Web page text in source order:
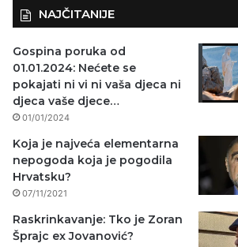
NAJČITANIJE
Gospina poruka od
01.01.2024: Nećete se
pokajati ni vi ni vaša djeca ni
djeca vaše djece…
01/01/2024
Koja je najveća elementarna
nepogoda koja je pogodila
Hrvatsku?
07/11/2021
Raskrinkavanje: Tko je Zoran
Šprajc ex Jovanović?